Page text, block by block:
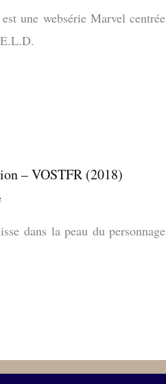
une websérie Marvel
– VOSTFR (2018)
dans la peau du